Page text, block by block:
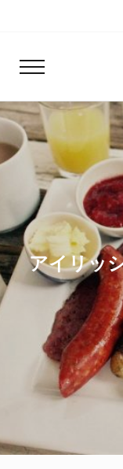
Skip to header right
Menu
アイリッ